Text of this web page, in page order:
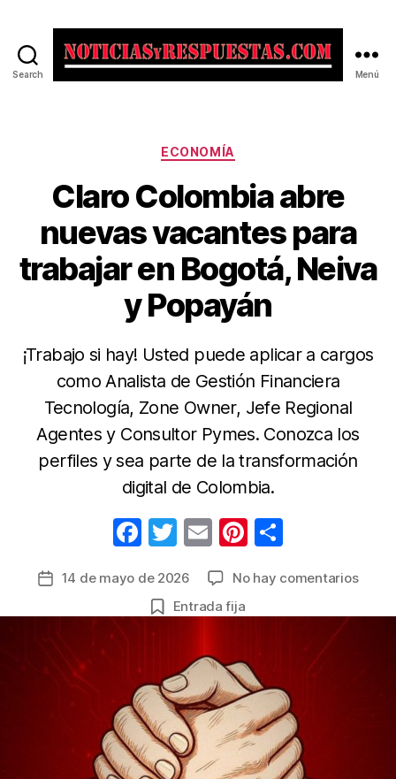
Search Menú
Categorías
ECONOMÍA
Claro Colombia abre
nuevas vacantes para
trabajar en Bogotá, Neiva
y Popayán
¡Trabajo si hay! Usted puede aplicar a cargos
como Analista de Gestión Financiera
Tecnología, Zone Owner, Jefe Regional
Agentes y Consultor Pymes. Conozca los
perfiles y sea parte de la transformación
digital de Colombia.
F
c
e
o
o
k
T
itt
er
E
ail
Pi
er
e
st
m
p
ar
tir
Fecha
la
14 de mayo de 2026 No hay comentariosen
Entrada fija